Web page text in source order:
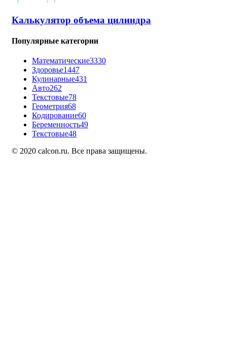
Калькулятор объема цилиндра
Популярные категории
Математические3330
Здоровье1447
Кулинарные431
Авто262
Текстовые78
Геометрия68
Кодирование60
Беременность49
Текстовые48
© 2020 calcon.ru. Все права защищены.